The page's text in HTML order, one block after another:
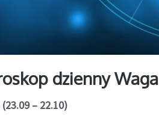
dzienny Waga
(23.09 – 22.10)